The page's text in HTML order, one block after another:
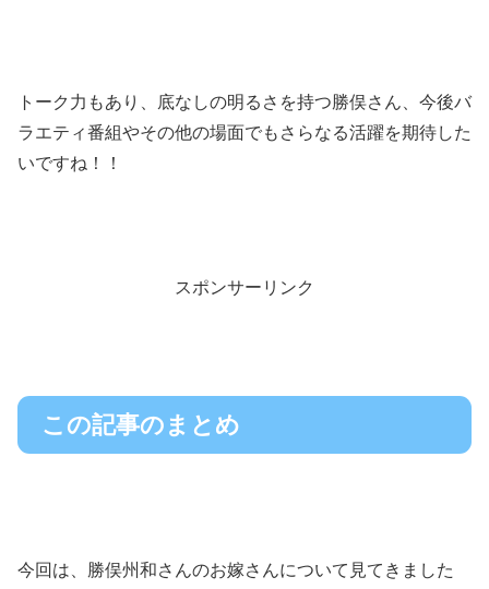
トーク力もあり、底なしの明るさを持つ勝俣さん、今後バ
ラエティ番組やその他の場面でもさらなる活躍を期待した
いですね！！
スポンサーリンク
この記事のまとめ
今回は、勝俣州和さんのお嫁さんについて見てきました